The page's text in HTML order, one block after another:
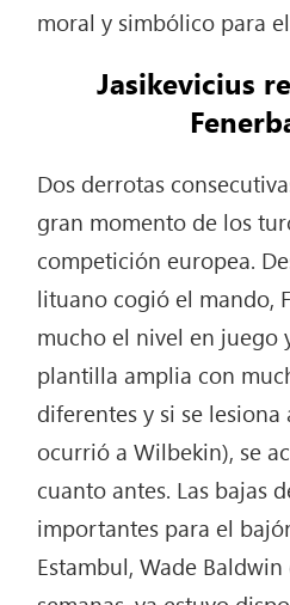
moral y simbólico para
Jasikevicius
Dos derrotas
gran momento de los
competición europea.
lituano cogió el mando,
mucho el nivel en juego
plantilla amplia con
diferentes y si se
ocurrió a Wilbekin), se
cuanto antes. Las bajas
importantes para el
Estambul, Wade